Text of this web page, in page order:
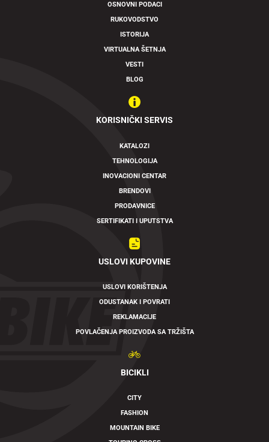
Swipe to spin
OSNOVNI PODACI
RUKOVODSTVO
ISTORIJA
VIRTUALNA ŠETNJA
VESTI
BLOG
KORISNIČKI SERVIS
KATALOZI
TEHNOLOGIJA
INOVACIONI CENTAR
BRENDOVI
PRODAVNICE
SERTIFIKATI I UPUTSTVA
USLOVI KUPOVINE
USLOVI KORIŠTENJA
ODUSTANAK I POVRATI
REKLAMACIJE
POVLAČENJA PROIZVODA SA TRŽIŠTA
BICIKLI
CITY
FASHION
MOUNTAIN BIKE